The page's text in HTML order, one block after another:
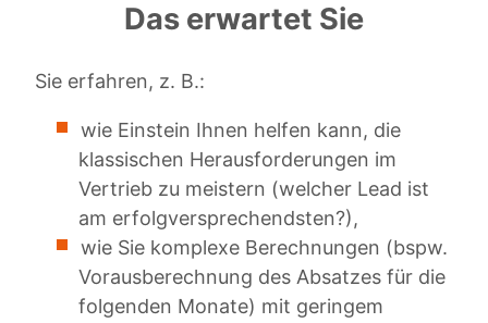
Das erwartet Sie
Sie erfahren, z. B.:
wie Einstein Ihnen helfen kann, die
klassischen Herausforderungen im
Vertrieb zu meistern (welcher Lead ist
am erfolgversprechendsten?),
wie Sie komplexe Berechnungen (bspw.
Vorausberechnung des Absatzes für die
folgenden Monate) mit geringem